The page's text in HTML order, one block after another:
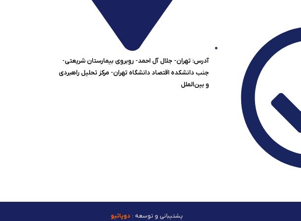
آدرس: تهران- جلال آل احمد- روبروی بیمارستان شریعتی-
جنب دانشکده اقتصاد دانشگاه تهران- مرکز تحلیل راهبردی
و بین‌الملل
پشتیبانی و توسعه : دوپاتیو